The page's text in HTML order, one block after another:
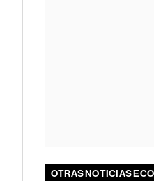
OTRAS NOTICIAS